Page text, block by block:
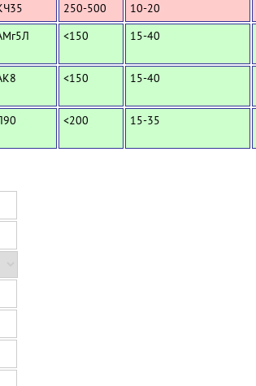
250-500 10-20
<150 15-40
<150 15-40
<200 15-35